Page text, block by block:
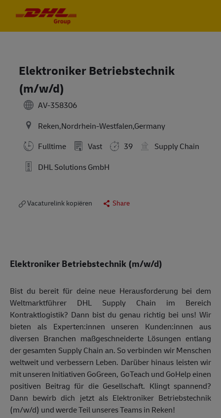
Elektroniker Betriebstechnik
(m/w/d)
AV-358306
Reken,Nordrhein-Westfalen,Germany
Fulltime
Vast 39
Supply Chain
DHL Solutions GmbH
Vacaturelink kopiëren Share
Elektroniker Betriebstechnik (m/w/d)
Bist du bereit für deine neue Herausforderung bei dem
Weltmarktführer DHL Supply Chain im Bereich
Kontraktlogistik? Dann bist du genau richtig bei uns! Wir
bieten als Experten:innen unseren Kunden:innen aus
diversen Branchen maßgeschneiderte Lösungen entlang
der gesamten Supply Chain an. So verbinden wir Menschen
weltweit und verbessern Leben. Darüber hinaus leisten wir
mit unseren Initiativen GoGreen, GoTeach und GoHelp einen
positiven Beitrag für die Gesellschaft. Klingt spannend?
Dann bewirb dich jetzt als Elektroniker Betriebstechnik
(m/w/d) und werde Teil unseres Teams in Reken!